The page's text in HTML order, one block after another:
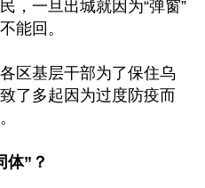
，一旦出城就因为“弹窗”
能回。
区基层干部为了保住乌
了多起因为过度防疫而
体”？